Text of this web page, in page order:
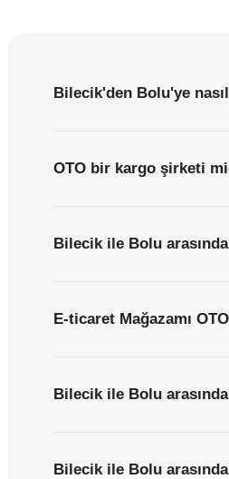
Bilecik'den Bolu'ye
OTO bir kargo şirketi
Bilecik ile Bolu
E-ticaret Mağazamı
Bilecik ile Bolu
Bilecik ile Bolu